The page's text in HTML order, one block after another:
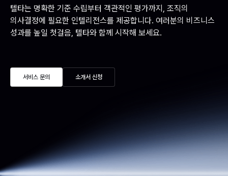
텔타는 명확한 기준 수립부터 객관적인 평가까지, 조직의
의사결정에 필요한 인텔리전스를 제공합니다. 여러분의 비즈니스
성과를 높일 첫걸음, 텔타와 함께 시작해 보세요.
서비스 문의 소개서 신청